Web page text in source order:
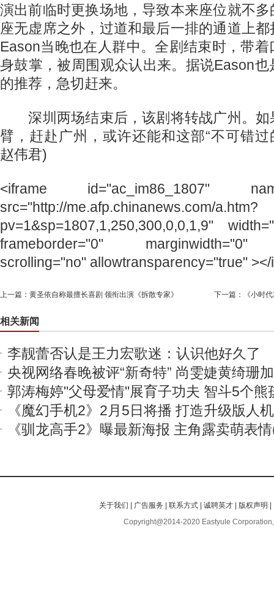
演出前临时更换场地，导致本来座位就不
座无虚席之外，过道和最后一排的通道上
Eason当晚也在人群中。全剧结束时，带
身鼓掌，被周围观众认出来。据说Eason
的推荐，急切赶来。
深圳两场结束后，该剧将转战广州。如
臂，赶赴广州，或许还能和这部“不可错
赵伟君)
<iframe id="ac_im86_1807"
src="http://me.afp.chinanews.com/a.htm?
pv=1&sp=1807,1,250,300,0,0,1,9"
frameborder="0" marginwidth="0"
scrolling="no" allowtransparency="true"
上一篇： 黄圣依自称最擅长喜剧 领衔出演《拆散专家》 下一篇： 《小时
相关新闻
李靓蕾否认是王力宏歌迷：认识他好久了
央视网络春晚被评“新奇特” 尚雯婕黄绮珊
郭涛梅婷"父母爱情"展育子功夫 智斗5个熊
《魔幻手机2》2月5日将播 打造升级版人
《驯龙高手2》曝最新海报 主角露卖萌表
关于我们 广告服务 |联系方式 |诚聘英才 版权声明
Copyright@2014-2020 Eastyule